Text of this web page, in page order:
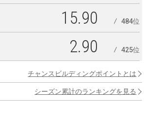
15.90 484位
2.90 425位
チャンスビルディングポイントとは
シーズン累計のランキングを見る